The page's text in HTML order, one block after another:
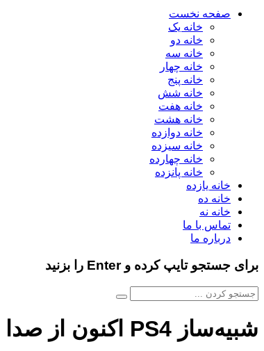
صفحه نخست
خانه یک
خانه دو
خانه سه
خانه چهار
خانه پنج
خانه شش
خانه هفت
خانه هشت
خانه دوازده
خانه سیزده
خانه چهارده
خانه پانزده
خانه یازده
خانه ده
خانه نه
تماس با ما
درباره ما
برای جستجو تایپ کرده و Enter را بزنید
شبیه‌ساز PS4 اکنون از صدا و کنترلر بازی پشتیبانی می‌کند